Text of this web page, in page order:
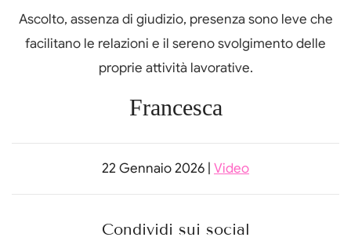
Ascolto, assenza di giudizio, presenza sono leve che
facilitano le relazioni e il sereno svolgimento delle
proprie attività lavorative.
Francesca
22 Gennaio 2026 Video
Condividi sui social